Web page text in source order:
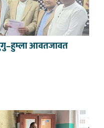
मुगु–हुम्ला आवतजावत